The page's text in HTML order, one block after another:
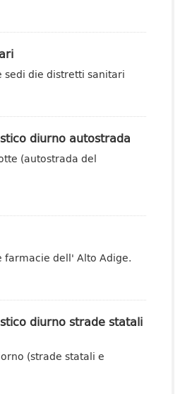
sedi die distretti sanitari
diurno autostrada
(autostrada del
farmacie dell' Alto Adige.
diurno strade statali
(strade statali e